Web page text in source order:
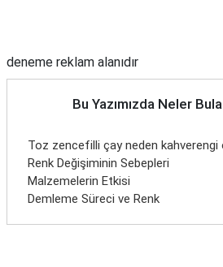
deneme reklam alanıdır
Bu Yazımızda Neler
Toz zencefilli çay neden kahverengi
Renk Değişiminin Sebepleri
Malzemelerin Etkisi
Demleme Süreci ve Renk